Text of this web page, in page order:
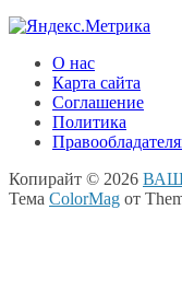
О нас
Карта сайта
Соглашение
Политика
Копирайт © 2026
Тема ColorMag от